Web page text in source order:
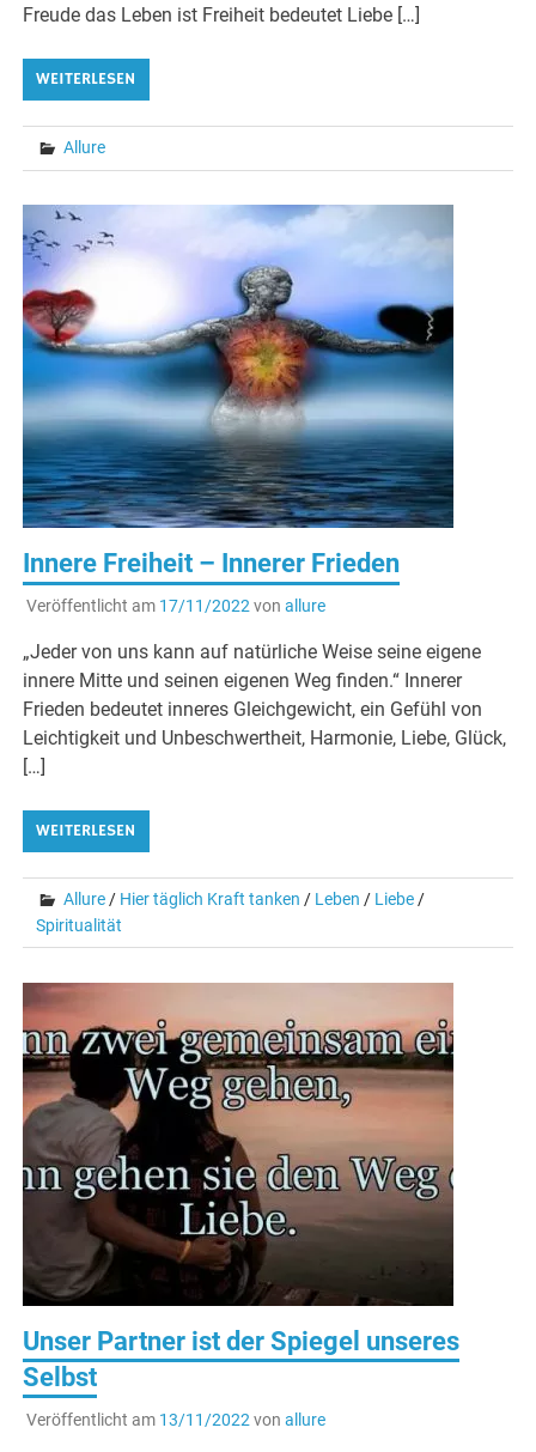
Freude das Leben ist Freiheit bedeutet Liebe […]
WEITERLESEN
Allure
Innere Freiheit – Innerer Frieden
Veröffentlicht am 17/11/2022von allure
„Jeder von uns kann auf natürliche Weise seine eigene
innere Mitte und seinen eigenen Weg finden.“ Innerer
Frieden bedeutet inneres Gleichgewicht, ein Gefühl von
Leichtigkeit und Unbeschwertheit, Harmonie, Liebe, Glück,
[…]
WEITERLESEN
Allure/ Hier täglich Kraft tanken / Leben / Liebe/
Spiritualität
Unser Partner ist der Spiegel unseres
Selbst
Veröffentlicht am 13/11/2022 von allure